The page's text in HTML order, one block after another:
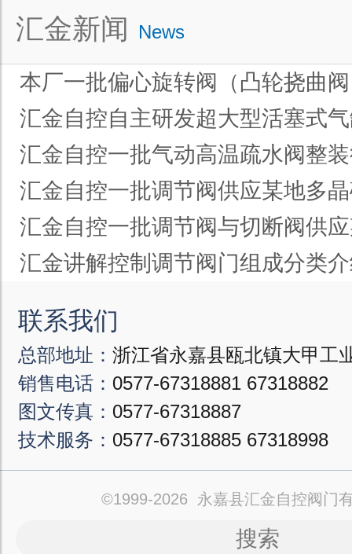
汇金新闻 News
本厂一批偏心旋转阀（凸轮挠曲
汇金自控自主研发超大型活塞式
汇金自控一批气动高温疏水阀整
汇金自控一批调节阀供应某地多
汇金自控一批调节阀与切断阀供
汇金讲解控制调节阀门组成分类
联系我们
总部地址： 浙江省永嘉县瓯北镇大甲工
销售电话： 0577-67318881 67318882
图文传真： 0577-67318887
技术服务： 0577-67318885 67318998
©1999-2026 永嘉县汇金自控阀门